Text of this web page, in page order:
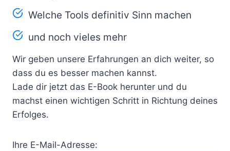
Welche Tools definitiv Sinn machen
und noch vieles mehr
Wir geben unsere Erfahrungen an dich weiter, so
dass du es besser machen kannst.
Lade dir jetzt das E-Book herunter und du
machst einen wichtigen Schritt in Richtung deines
Erfolges.
Ihre E-Mail-Adresse: